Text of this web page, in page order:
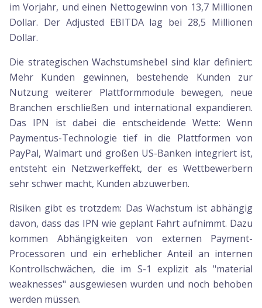
im Vorjahr, und einen Nettogewinn von 13,7 Millionen
Dollar. Der Adjusted EBITDA lag bei 28,5 Millionen
Dollar.
Die strategischen Wachstumshebel sind klar definiert:
Mehr Kunden gewinnen, bestehende Kunden zur
Nutzung weiterer Plattformmodule bewegen, neue
Branchen erschließen und international expandieren.
Das IPN ist dabei die entscheidende Wette: Wenn
Paymentus-Technologie tief in die Plattformen von
PayPal, Walmart und großen US-Banken integriert ist,
entsteht ein Netzwerkeffekt, der es Wettbewerbern
sehr schwer macht, Kunden abzuwerben.
Risiken gibt es trotzdem: Das Wachstum ist abhängig
davon, dass das IPN wie geplant Fahrt aufnimmt. Dazu
kommen Abhängigkeiten von externen Payment-
Processoren und ein erheblicher Anteil an internen
Kontrollschwächen, die im S-1 explizit als "material
weaknesses" ausgewiesen wurden und noch behoben
werden müssen.